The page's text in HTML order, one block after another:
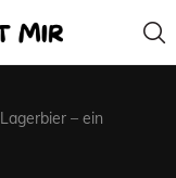
Lagerbier – ein